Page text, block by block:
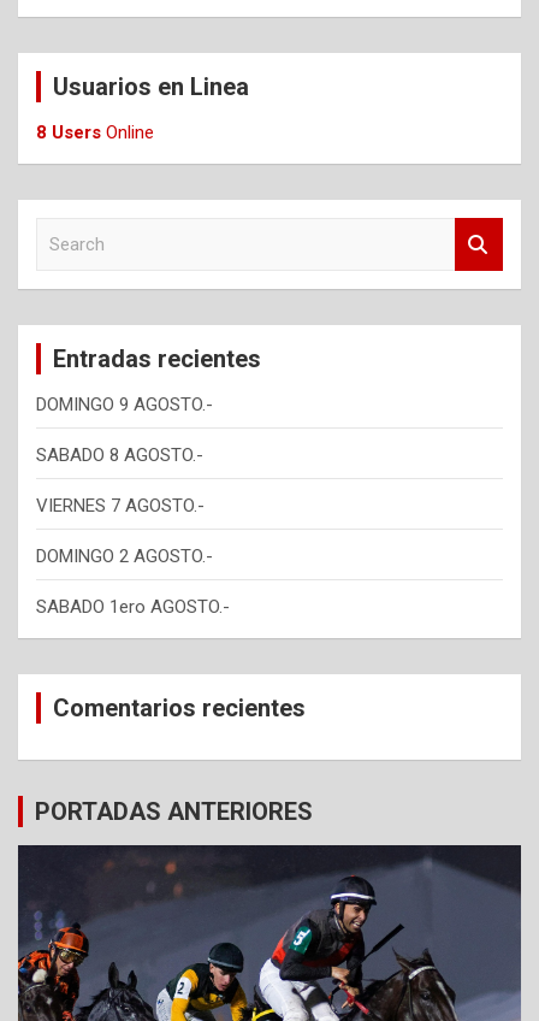
Usuarios en Linea
8 Users Online
c
Entradas recientes
DOMINGO 9 AGOSTO.-
SABADO 8 AGOSTO.-
VIERNES 7 AGOSTO.-
DOMINGO 2 AGOSTO.-
SABADO 1ero AGOSTO.-
Comentarios recientes
PORTADAS ANTERIORES